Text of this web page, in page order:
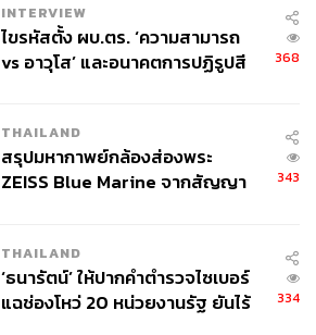
INTERVIEW
ไขรหัสตั้ง ผบ.ตร. ‘ความสามารถ
vs อาวุโส’ และอนาคตการปฏิรูปสี
368
THAILAND
สรุปมหากาพย์กล้องส่องพระ
ZEISS Blue Marine จากสัญญา
จ่ายหนี้-แอบระบุแบรนด์
343
THAILAND
‘ธนารัตน์’ ให้ปากคำตำรวจไซเบอร์
แฉช่องโหว่ 20 หน่วยงานรัฐ ยันไร้
334